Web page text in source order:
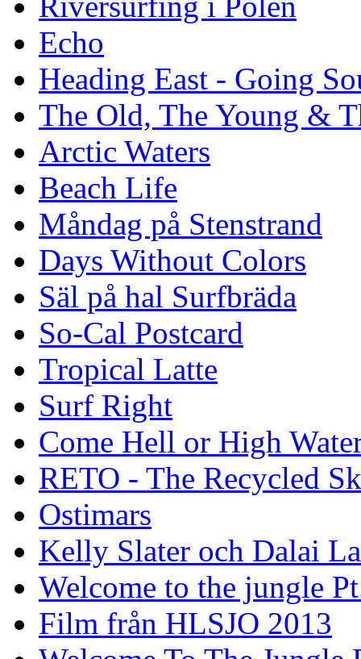
Echo
Heading East - Going
The Old, The Young &
Arctic Waters
Beach Life
Måndag på Stenstrand
Days Without Colors
Säl på hal Surfbräda
So-Cal Postcard
Tropical Latte
Surf Right
Come Hell or High
RETO - The Recycled
Ostimars
Kelly Slater och Dalai
Welcome to the jungle
Film från HLSJO 2013